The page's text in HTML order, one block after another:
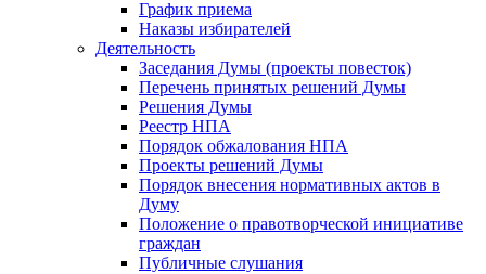
График приема
Наказы избирателей
Деятельность
Заседания Думы (проекты повесток)
Перечень принятых решений Думы
Решения Думы
Реестр НПА
Порядок обжалования НПА
Проекты решений Думы
Порядок внесения нормативных актов в
Думу
Положение о правотворческой инициативе
граждан
Публичные слушания